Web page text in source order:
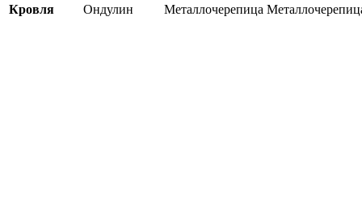
Кровля Ондулин Металлочерепица